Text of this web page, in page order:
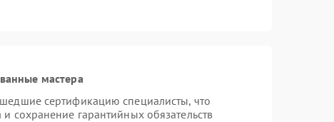
мастера
сертификацию специалисты, что
сохранение гарантийных обязательств